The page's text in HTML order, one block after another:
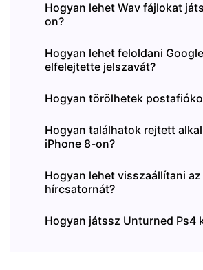
Hogyan lehet Wav fájlokat
on?
Hogyan lehet feloldani
elfelejtette jelszavát?
Hogyan törölhetek
Hogyan találhatok rejtett
iPhone 8-on?
Hogyan lehet visszaállítani
hírcsatornát?
Hogyan játssz Unturned Ps4